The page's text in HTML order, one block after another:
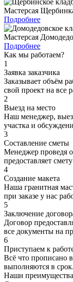
Мастерсая
Подробнее
Мастерсая Домодедо
Подробнее
Как мы работаем?
1
Заявка заказчика
Заказывает объём
свой проект на все
2
Выезд на место
Наш менеджер,
участка и
3
Составление сметы
Менеджер проведя
предоставляет
4
Создание макета
Наша гранитная
при заказе у нас
5
Заключение
Договор
все документы на
6
Приступаем к
Всё что прописано
выполняются в срок.
Наши